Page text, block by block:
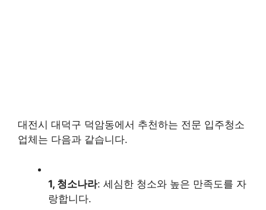
대전시 대덕구 덕암동에서 추천하는 전문 입주청소
업체는 다음과 같습니다.
1, 청소나라: 세심한 청소와 높은 만족도를 자
랑합니다.